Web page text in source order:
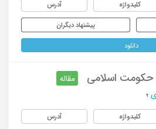
کلیدواژه آدرس
پیشنهاد دیگران
دانلود
حکومت اسلامی
مقاله
؛
کلیدواژه آدرس